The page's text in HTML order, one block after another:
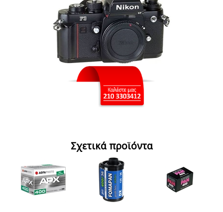
Σχετικά προϊόντα